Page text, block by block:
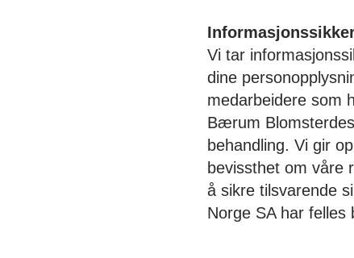
Vi tar
dine
medarbeidere som
Bærum
behandling. Vi gir
bevissthet om våre
å sikre tilsvarende
Norge SA har felles